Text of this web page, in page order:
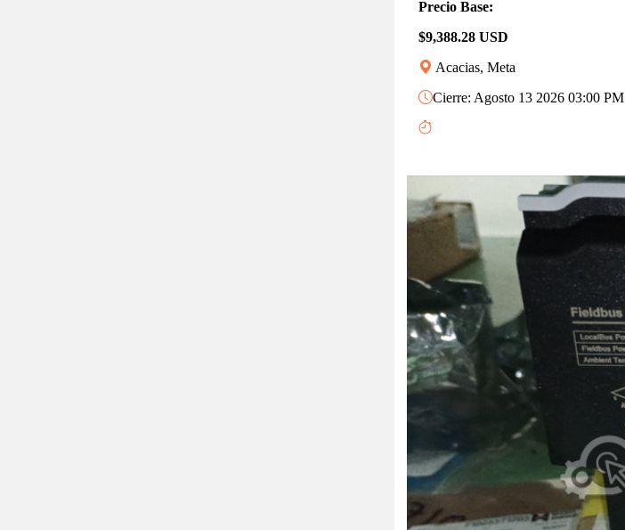
Precio Base:
$9,388.28 USD
Acacias, Meta
Cierre: Agosto 13 2026 03:00 PM